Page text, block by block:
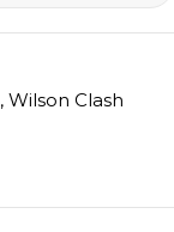
, Wilson Clash